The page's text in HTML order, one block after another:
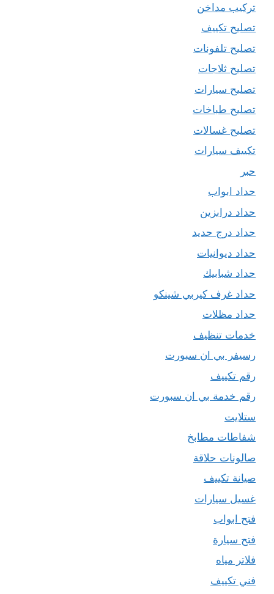
تركيب مداخن
تصليح تكييف
تصليح تلفونات
تصليح ثلاجات
تصليح سيارات
تصليح طباخات
تصليح غسالات
تكييف سيارات
حبر
حداد ابواب
حداد درابزين
حداد درج حديد
حداد ديوانيات
حداد شبابيك
حداد غرف كيربي شينكو
حداد مظلات
خدمات تنظيف
رسيفر بي ان سبورت
رقم تكييف
رقم خدمة بي ان سبورت
ستلايت
شفاطات مطابخ
صالونات حلاقة
صيانة تكييف
غسيل سيارات
فتح ابواب
فتح سيارة
فلاتر مياه
فني تكييف